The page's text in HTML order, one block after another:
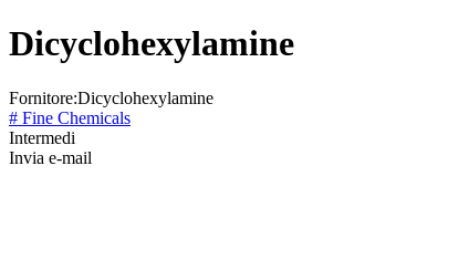
Dicyclohexylamine
Fornitore:Dicyclohexylamine
# Fine Chemicals
Intermedi
Invia e-mail